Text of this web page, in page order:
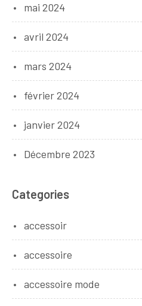
mai 2024
avril 2024
mars 2024
février 2024
janvier 2024
Décembre 2023
Categories
accessoir
accessoire
accessoire mode